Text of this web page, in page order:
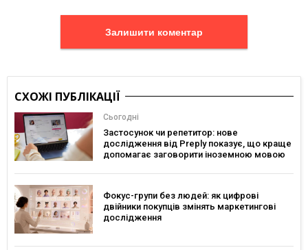
Залишити коментар
СХОЖІ ПУБЛІКАЦІЇ
Сьогодні
Застосунок чи репетитор: нове
дослідження від Preply показує, що краще
допомагає заговорити іноземною мовою
Фокус-групи без людей: як цифрові
двійники покупців змінять маркетингові
дослідження